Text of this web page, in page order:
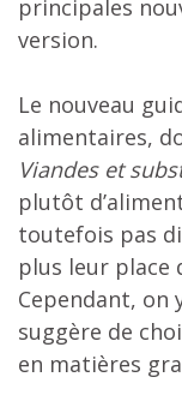
principales
version.
Le nouveau
alimentaires,
Viandes et
plutôt
toutefois pas
plus leur place
Cependant, on
suggère de
en matières